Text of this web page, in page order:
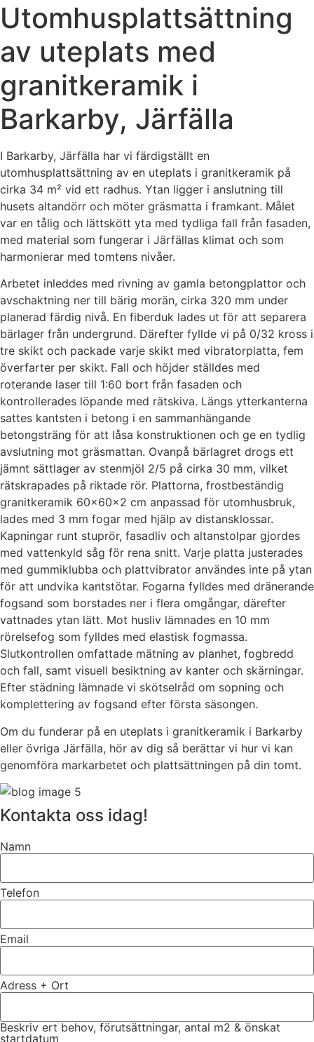
Utomhusplattsättning
av uteplats med
granitkeramik i
Barkarby, Järfälla
I Barkarby, Järfälla har vi färdigställt en
utomhusplattsättning av en uteplats i granitkeramik på
cirka 34 m² vid ett radhus. Ytan ligger i anslutning till
husets altandörr och möter gräsmatta i framkant. Målet
var en tålig och lättskött yta med tydliga fall från fasaden,
med material som fungerar i Järfällas klimat och som
harmonierar med tomtens nivåer.
Arbetet inleddes med rivning av gamla betongplattor och
avschaktning ner till bärig morän, cirka 320 mm under
planerad färdig nivå. En fiberduk lades ut för att separera
bärlager från undergrund. Därefter fyllde vi på 0/32 kross i
tre skikt och packade varje skikt med vibratorplatta, fem
överfarter per skikt. Fall och höjder ställdes med
roterande laser till 1:60 bort från fasaden och
kontrollerades löpande med rätskiva. Längs ytterkanterna
sattes kantsten i betong i en sammanhängande
betongsträng för att låsa konstruktionen och ge en tydlig
avslutning mot gräsmattan. Ovanpå bärlagret drogs ett
jämnt sättlager av stenmjöl 2/5 på cirka 30 mm, vilket
rätskrapades på riktade rör. Plattorna, frostbeständig
granitkeramik 60x60x2 cm anpassad för utomhusbruk,
lades med 3 mm fogar med hjälp av distansklossar.
Kapningar runt stuprör, fasadliv och altanstolpar gjordes
med vattenkyld såg för rena snitt. Varje platta justerades
med gummiklubba och plattvibrator användes inte på ytan
för att undvika kantstötar. Fogarna fylldes med dränerande
fogsand som borstades ner i flera omgångar, därefter
vattnades ytan lätt. Mot husliv lämnades en 10 mm
rörelsefog som fylldes med elastisk fogmassa.
Slutkontrollen omfattade mätning av planhet, fogbredd
och fall, samt visuell besiktning av kanter och skärningar.
Efter städning lämnade vi skötselråd om sopning och
komplettering av fogsand efter första säsongen.
Om du funderar på en uteplats i granitkeramik i Barkarby
eller övriga Järfälla, hör av dig så berättar vi hur vi kan
genomföra markarbetet och plattsättningen på din tomt.
Kontakta oss idag!
Namn
Telefon
Email
Adress + Ort
Beskriv ert behov, förutsättningar, antal m2 & önskat
startdatum